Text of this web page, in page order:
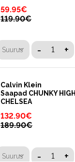
59.95€
119.90€
Suurus - +
Calvin Klein
Saapad CHUNKY HIGH
CHELSEA
132.90€
189.90€
Suurus - +